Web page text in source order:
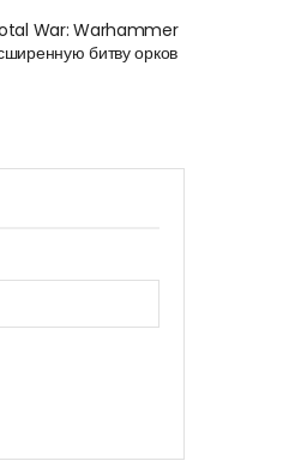
War: Warhammer
битву орков